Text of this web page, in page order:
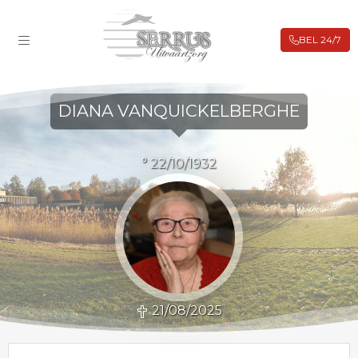
BIJ OVERLIJDEN
WEBSHOP
CONTACT
BEL 24/7
DIANA VANQUICKELBERGHE
° 22/10/1932
21/08/2025